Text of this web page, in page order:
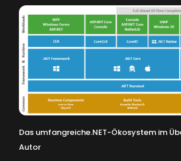
Das umfangreiche.NET-Ökosystem im
Autor